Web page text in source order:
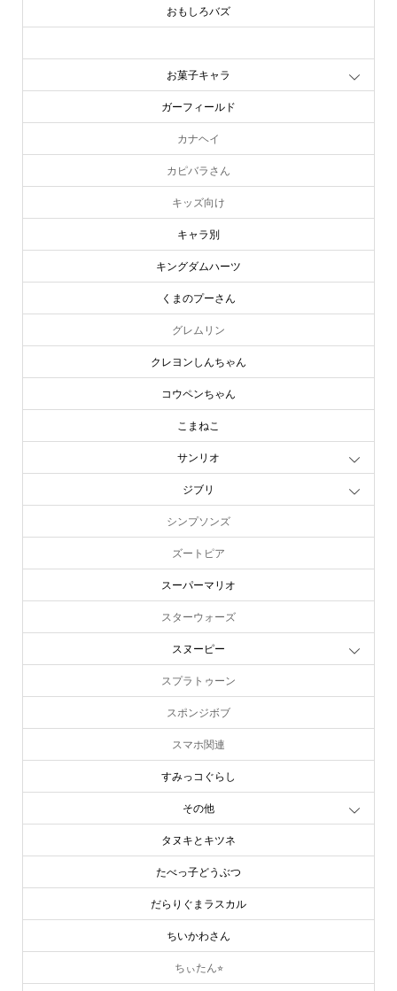
おもしろバズ
お菓子キャラ
ガーフィールド
カナヘイ
カピバラさん
キッズ向け
キャラ別
キングダムハーツ
くまのプーさん
グレムリン
クレヨンしんちゃん
コウペンちゃん
こまねこ
サンリオ
ジブリ
シンプソンズ
ズートピア
スーパーマリオ
スターウォーズ
スヌーピー
スプラトゥーン
スポンジボブ
スマホ関連
すみっコぐらし
その他
タヌキとキツネ
たべっ子どうぶつ
だらりぐまラスカル
ちいかわさん
ちぃたん⭐︎